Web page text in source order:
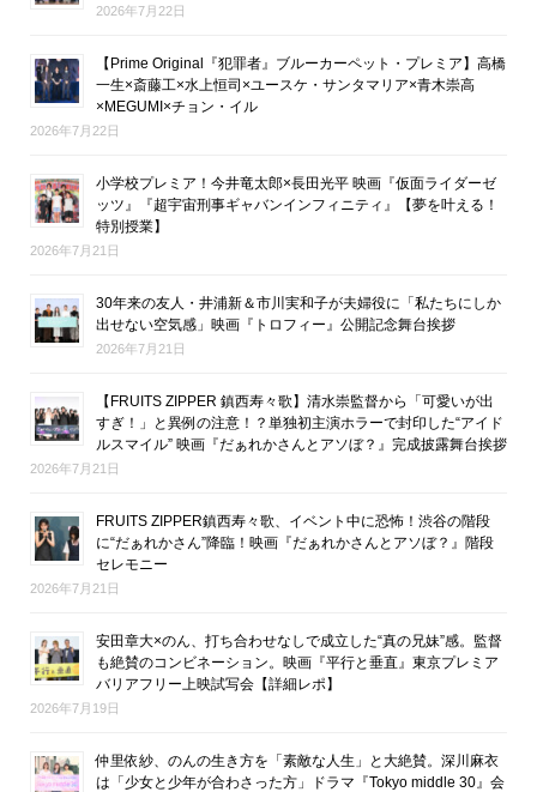
2026年7月22日
【Prime Original『犯罪者』ブルーカーペット・プレミア】高橋
一生×斎藤工×水上恒司×ユースケ・サンタマリア×青木崇高
×MEGUMI×チョン・イル
2026年7月22日
小学校プレミア！今井竜太郎×長田光平 映画『仮面ライダーゼ
ッツ』『超宇宙刑事ギャバンインフィニティ』【夢を叶える！
特別授業】
2026年7月21日
30年来の友人・井浦新＆市川実和子が夫婦役に「私たちにしか
出せない空気感」映画『トロフィー』公開記念舞台挨拶
2026年7月21日
【FRUITS ZIPPER 鎮西寿々歌】清水崇監督から「可愛いが出
すぎ！」と異例の注意！？単独初主演ホラーで封印した“アイド
ルスマイル” 映画『だぁれかさんとアソぼ？』完成披露舞台挨拶
2026年7月21日
FRUITS ZIPPER鎮西寿々歌、イベント中に恐怖！渋谷の階段
に“だぁれかさん”降臨！映画『だぁれかさんとアソぼ？』階段
セレモニー
2026年7月21日
安田章大×のん、打ち合わせなしで成立した“真の兄妹”感。監督
も絶賛のコンビネーション。映画『平行と垂直』東京プレミア
バリアフリー上映試写会【詳細レポ】
2026年7月19日
仲里依紗、のんの生き方を「素敵な人生」と大絶賛。深川麻衣
は「少女と少年が合わさった方」ドラマ『Tokyo middle 30』会